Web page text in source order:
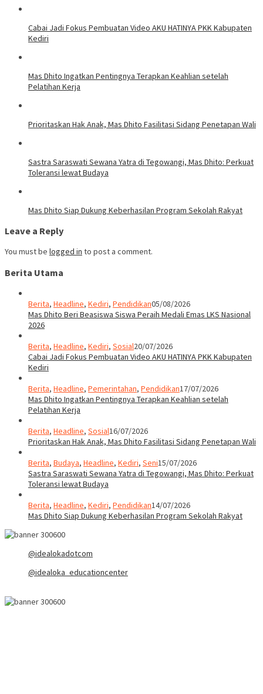
Cabai Jadi Fokus Pembuatan Video AKU HATINYA PKK Kabupaten
Kediri
Mas Dhito Ingatkan Pentingnya Terapkan Keahlian setelah
Pelatihan Kerja
Prioritaskan Hak Anak, Mas Dhito Fasilitasi Sidang Penetapan Wali
Sastra Saraswati Sewana Yatra di Tegowangi, Mas Dhito: Perkuat
Toleransi lewat Budaya
Mas Dhito Siap Dukung Keberhasilan Program Sekolah Rakyat
Leave a Reply
You must be logged in to post a comment.
Berita Utama
Berita, Headline, Kediri, Pendidikan05/08/2026
Mas Dhito Beri Beasiswa Siswa Peraih Medali Emas LKS Nasional
2026
Berita, Headline, Kediri, Sosial20/07/2026
Cabai Jadi Fokus Pembuatan Video AKU HATINYA PKK Kabupaten
Kediri
Berita, Headline, Pemerintahan, Pendidikan17/07/2026
Mas Dhito Ingatkan Pentingnya Terapkan Keahlian setelah
Pelatihan Kerja
Berita, Headline, Sosial16/07/2026
Prioritaskan Hak Anak, Mas Dhito Fasilitasi Sidang Penetapan Wali
Berita, Budaya, Headline, Kediri, Seni15/07/2026
Sastra Saraswati Sewana Yatra di Tegowangi, Mas Dhito: Perkuat
Toleransi lewat Budaya
Berita, Headline, Kediri, Pendidikan14/07/2026
Mas Dhito Siap Dukung Keberhasilan Program Sekolah Rakyat
@idealokadotcom
@idealoka_educationcenter